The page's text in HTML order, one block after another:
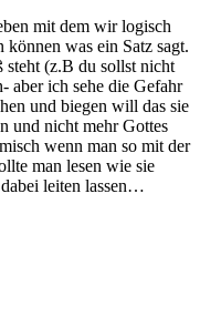
mit dem wir logisch
können was ein Satz sagt.
(z.B du sollst nicht
aber ich sehe die Gefahr
und biegen will das sie
und nicht mehr Gottes
wenn man so mit der
man lesen wie sie
leiten lassen…